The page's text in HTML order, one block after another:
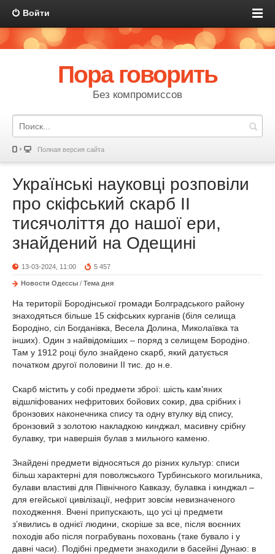
Войти
Пора говорить
Без компромиссов
Полная версия сайта
Українські науковці розповіли
про скіфський скарб ІІ
тисячоліття до нашої ери,
знайдений на Одещині
13-03-2024, 11:00 5 457
Новости Одессы / Тема дня
На території Бородінської громади Болградського району
знаходяться більше 15 скіфських курганів (біля селища
Бородіно, сіл Богданівка, Весела Долина, Миколаївка та
інших). Один з найвідоміших – поряд з селищем Бородіно.
Там у 1912 році було знайдено скарб, який датується
початком другої половини ІІ тис. до н.е.
Скарб містить у собі предмети зброї: шість кам’яних
відшліфованих нефритових бойових сокир, два срібних і
бронзових наконечника спису та одну втулку від спису,
бронзовий з золотою накладкою кинджал, масивну срібну
булавку, три навершія булав з мильного каменю.
Знайдені предмети відносяться до різних культур: списи
більш характерні для поволжського Турбинського могильника,
булави властиві для Північного Кавказу, булавка і кинджал –
для егейської цивілізації, нефрит зовсім невизначеного
походження. Вчені припускають, що усі ці предмети
з’явились в однієї людини, скоріше за все, після воєнних
походів або після пограбувань поховань (таке бувало і у
давні часи). Подібні предмети знаходили в басейні Дунаю: в